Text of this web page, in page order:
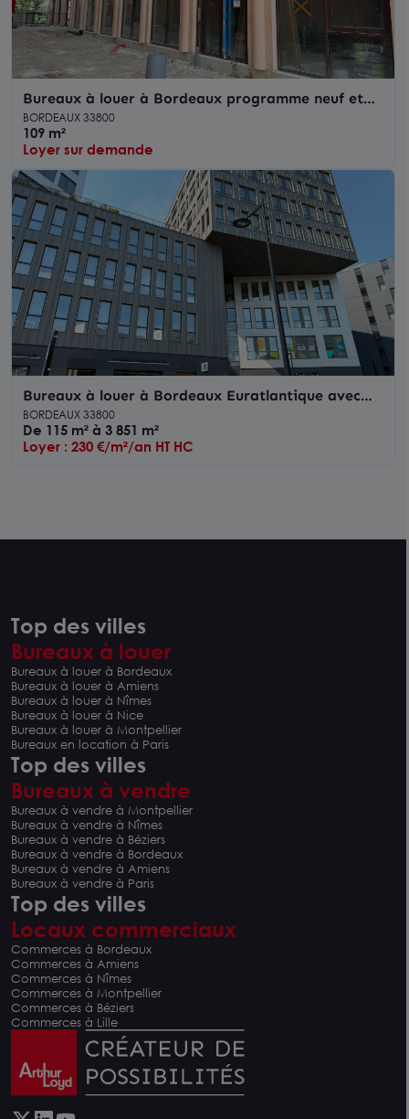
Bureaux à louer à Bordeaux programme neuf et
large façade boulevard des Frères Moga
BORDEAUX 33800
109 m²
Loyer sur demande
Bureaux à louer à Bordeaux Euratlantique avec
parking vélos sécurisé
BORDEAUX 33800
De 115 m² à 3 851 m²
Loyer : 230 €/m²/an HT HC
Top des villes
Bureaux à louer
Bureaux à louer à Bordeaux
Bureaux à louer à Amiens
Bureaux à louer à Nîmes
Bureaux à louer à Nice
Bureaux à louer à Montpellier
Bureaux en location à Paris
Top des villes
Bureaux à vendre
Bureaux à vendre à Montpellier
Bureaux à vendre à Nîmes
Bureaux à vendre à Béziers
Bureaux à vendre à Bordeaux
Bureaux à vendre à Amiens
Bureaux à vendre à Paris
Top des villes
Locaux commerciaux
Commerces à Bordeaux
Commerces à Amiens
Commerces à Nîmes
Commerces à Montpellier
Commerces à Béziers
Commerces à Lille